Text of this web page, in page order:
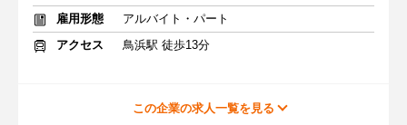
雇用形態
アルバイト・パート
アクセス
鳥浜駅 徒歩13分
この企業の求人一覧を見る